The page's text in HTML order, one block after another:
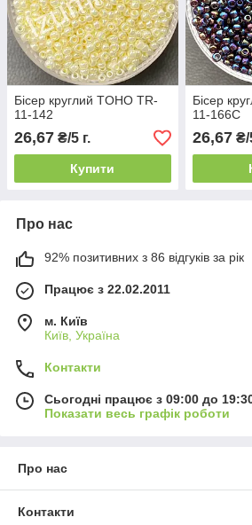
Бісер круглий TOHO TR-
11-142
26,67 ₴/5 г.
Купити
Бісер
11-166C
26,67₴/
Про нас
92% позитивних з 86 відгуків за рік
Працює з 22.02.2011
м. Київ
Київ, Україна
Контакти
Сьогодні працює з 09:00 до
Показати весь графік роботи
Про нас
Контакти